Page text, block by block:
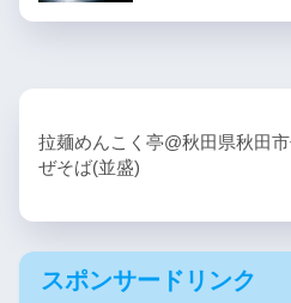
拉麺めんこく亭@秋田県秋田
ぜそば(並盛)
スポンサードリンク